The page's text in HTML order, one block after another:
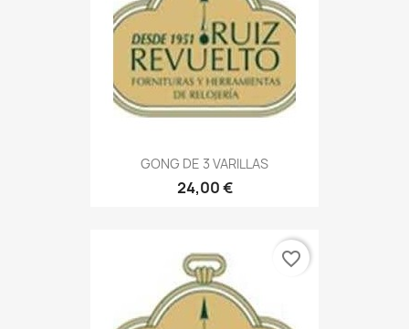
GONG DE 3 VARILLAS
24,00 €
favorite_border